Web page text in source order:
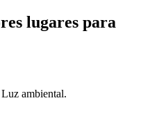
lugares para
ambiental.